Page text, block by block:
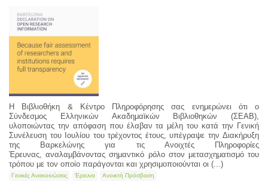
Η Βιβλιοθήκη & Κέντρο Πληροφόρησης σας ενημερώνει ότι ο
Σύνδεσμος Ελληνικών Ακαδημαϊκών Βιβλιοθηκών (ΣΕΑΒ),
υλοποιώντας την απόφαση που έλαβαν τα μέλη του κατά την Γενική
Συνέλευση του Ιουλίου του τρέχοντος έτους, υπέγραψε την Διακήρυξη
της Βαρκελώνης για τις Ανοιχτές Πληροφορίες
Έρευνας, αναλαμβάνοντας σημαντικό ρόλο στον μετασχηματισμό του
τρόπου με τον οποίο παράγονται και χρησιμοποιούνται οι (...)
Γενικές Ανακοινώσεις Έρευνα Ανοικτή Πρόσβαση